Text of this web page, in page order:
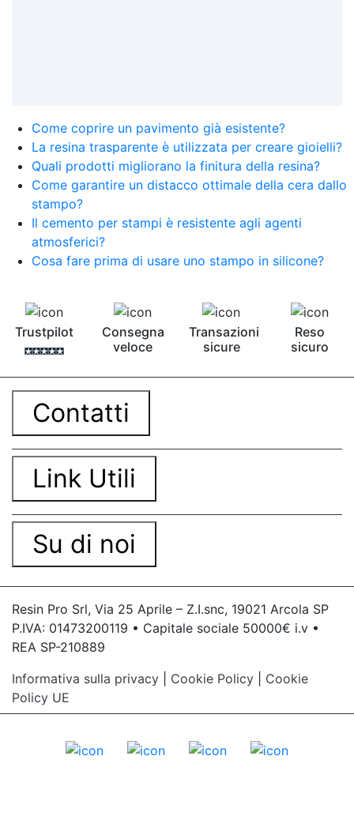
Come coprire un pavimento già esistente?
La resina trasparente è utilizzata per creare gioielli?
Quali prodotti migliorano la finitura della resina?
Come garantire un distacco ottimale della cera dallo
stampo?
Il cemento per stampi è resistente agli agenti
atmosferici?
Cosa fare prima di usare uno stampo in silicone?
Trustpilot
Consegna
veloce
Transazioni
sicure
Reso
sicuro
Contatti
Link Utili
Su di noi
Resin Pro Srl, Via 25 Aprile – Z.I.snc, 19021 Arcola SP
P.IVA: 01473200119 • Capitale sociale 50000€ i.v •
REA SP-210889
Informativa sulla privacy
Cookie Policy
Cookie
Policy UE